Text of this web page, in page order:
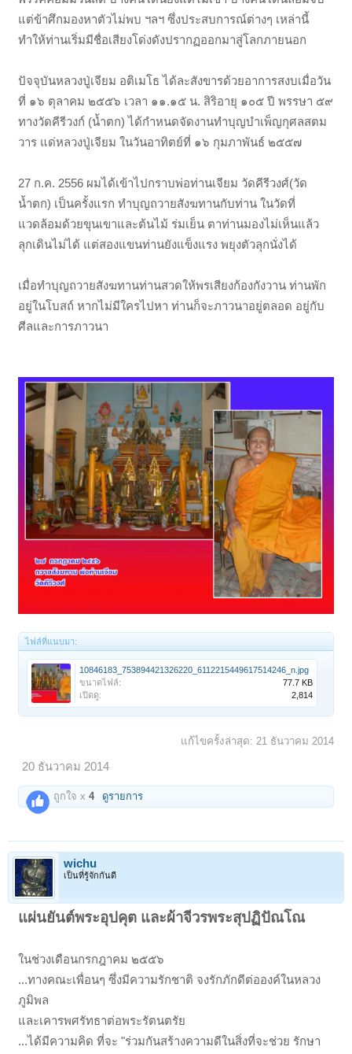
แต่ข้าศึกมองหาตัวไม่พบ ฯลฯ ซึ่งประสบการณ์ต่างๆ เหล่านี้
ทำให้ท่านเริ่มมีชื่อเสียงโด่งดังปรากฏออกมาสู่โลกภายนอก
ปัจจุบันหลวงปู่เจียม อติเมโธ ได้ละสังขารด้วยอาการสงบเมื่อวัน
ที่ ๑๖ ตุลาคม ๒๕๕๖ เวลา ๑๑.๑๕ น. สิริอายุ ๑๐๕ ปี พรรษา ๕๙
ทางวัดคีรีวงก์ (น้ำตก) ได้กำหนดจัดงานทำบุญบำเพ็ญกุศลสตม
วาร แด่หลวงปู่เจียม ในวันอาทิตย์ที่ ๑๖ กุมภาพันธ์ ๒๕๕๗
27 ก.ค. 2556 ผมได้เข้าไปกราบพ่อท่านเจียม วัดคีรีวงศ์(วัด
น้ำตก) เป็นครั้งแรก ทำบุญถวายสังฆทานกับท่าน ในวัดที่
แวดล้อมด้วยขุนเขาและต้นไม้ ร่มเย็น ตาท่านมองไม่เห็นแล้ว
ลุกเดินไม่ได้ แต่สองแขนท่านยังแข็งแรง พยุงตัวลุกนั่งได้
เมื่อทำบุญถวายสังฆทานท่านสวดให้พรเสียงก้องกังวาน ท่านพัก
อยู่ในโบสถ์ หากไม่มีใครไปหา ท่านก็จะภาวนาอยู่ตลอด อยู่กับ
ศีลและการภาวนา
ไฟล์ที่แนบมา:
10846183_753894421326220_6112215449617514246_n.jpg
ขนาดไฟล์:
77.7 KB
เปิดดู:
2,814
แก้ไขครั้งล่าสุด: 21 ธันวาคม 2014
20 ธันวาคม 2014
ถูกใจ x4 ดูรายการ
wichu
เป็นที่รู้จักกันดี
แผ่นยันต์พระอุปคุต และผ้าจีวรพระสุปฏิปัณโณ
ในช่วงเดือนกรกฎาคม ๒๕๕๖
...ทางคณะเพื่อนๆ ซึ่งมีความรักชาติ จงรักภักดีต่อองค์ในหลวง
ภูมิพล
และเคารพศรัทธาต่อพระรัตนตรัย
...ได้มีความคิด ที่จะ "ร่วมกันสร้างความดีในสิ่งที่จะช่วย รักษา